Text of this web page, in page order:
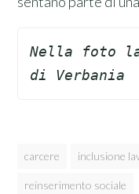
Nella foto
di Verbania
carcere inclusione
reinserimento sociale